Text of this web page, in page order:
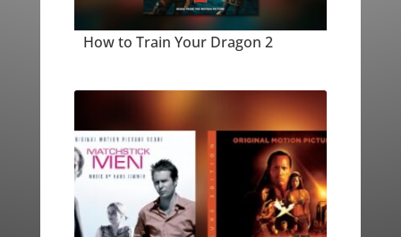
How to Train Your Dragon 2